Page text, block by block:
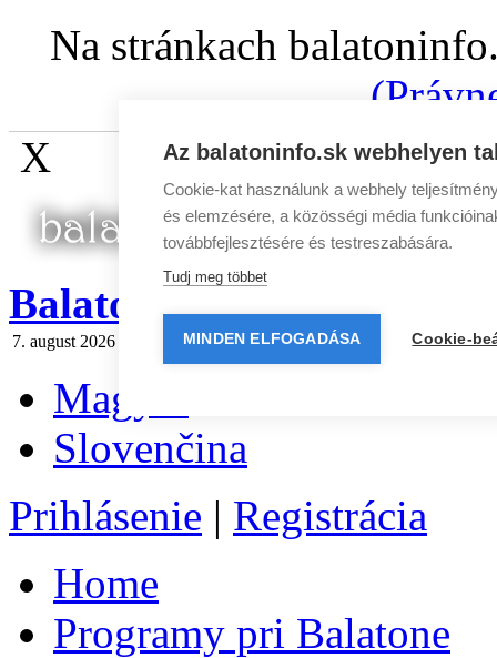
Na stránkach
X
BalatonInfo.sk
7. august 2026 piatok Dnes:ŠtefániaZajtra:Oskár Spravodaj|
Magyar
Slovenčina
Prihlásenie | Registrácia
Home
Programy pri Balatone
Az balatoninfo.sk webhelyen
Cookie-kat használunk a webhely
és elemzésére, a közösségi média
továbbfejlesztésére és testreszabására.
Tudj meg többet
MINDEN ELFOGADÁSA Cookie-